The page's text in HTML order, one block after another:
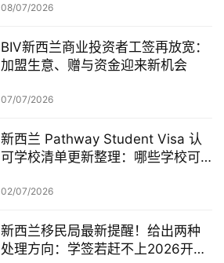
08/07/2026
BIV新西兰商业投资者工签再放宽：
加盟生意、赠与资金迎来新机会
07/07/2026
新西兰 Pathway Student Visa 认
可学校清单更新整理：哪些学校可
02/07/2026
新西兰移民局最新提醒！给出两种
处理方向：学签若赶不上2026开